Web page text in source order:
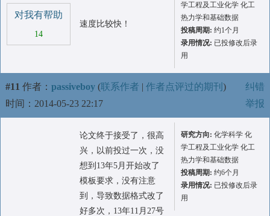
对我有帮助
14
速度比较快！
学工程及工业化学 化工
热力学和基础数据
投稿周期: 约1个月
录用情况: 已投修改后录
用
#11 作者： passiveboy (联系作者 | 作者点评过的期刊 )
时间：2014-05-23 22:17
纠错
举报
论文终于接受了，很高
兴，以前投过一次，没
想到13年5月开始改了
模板要求，没有注意
到，导致数据格式改了
好多次，13年11月27号
研究方向: 化学科学 化
学工程及工业化学 化工
热力学和基础数据
投稿周期: 约6个月
录用情况: 已投修改后录
用